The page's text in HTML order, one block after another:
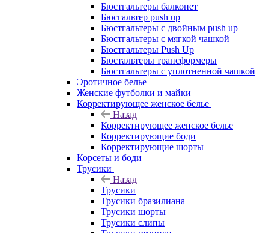
Бюстгальтеры балконет
Бюсгальтер push up
Бюстгальтеры с двойным push up
Бюстгальтеры с мягкой чашкой
Бюстгальтеры Push Up
Бюстальтеры трансформеры
Бюстгальтеры с уплотненной чашкой
Эротичное белье
Женские футболки и майки
Корректирующее женское белье
Назад
Корректирующее женское белье
Корректирующие боди
Корректирующие шорты
Корсеты и боди
Трусики
Назад
Трусики
Трусики бразилиана
Трусики шорты
Трусики слипы